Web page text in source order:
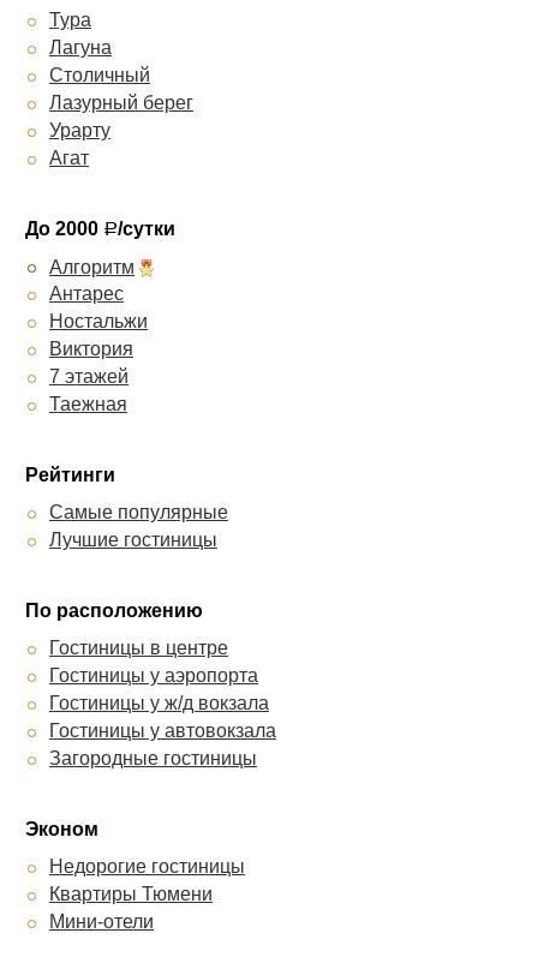
Тура
Лагуна
Столичный
Лазурный берег
Урарту
Агат
До 2000 Р/сутки
Алгоритм
Антарес
Ностальжи
Виктория
7 этажей
Таежная
Рейтинги
Самые популярные
Лучшие гостиницы
По расположению
Гостиницы в центре
Гостиницы у аэропорта
Гостиницы у ж/д вокзала
Гостиницы у автовокзала
Загородные гостиницы
Эконом
Недорогие гостиницы
Квартиры Тюмени
Мини-отели